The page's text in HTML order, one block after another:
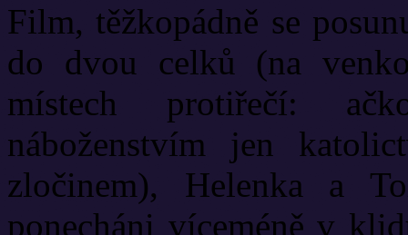
Film, těžkopádně se
do dvou celků (na
místech protiřečí:
náboženstvím jen
zločinem), Helenka a
ponecháni víceméně v